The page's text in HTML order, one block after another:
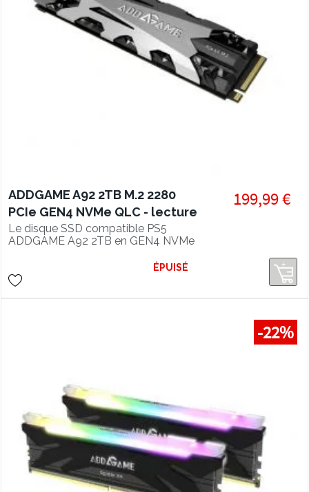
ADDGAME A92 2TB M.2 2280
PCIe GEN4 NVMe QLC - lecture
4850 Mo/s, SSD compatible PS5
Le disque SSD compatible PS5
ADDGAME A92 2TB en GEN4 NVMe
de 4850 Mo/s et un refroidissement
super efficace grâce à son heatsink
intégré.
199,99 €
ÉPUISÉ
-22%